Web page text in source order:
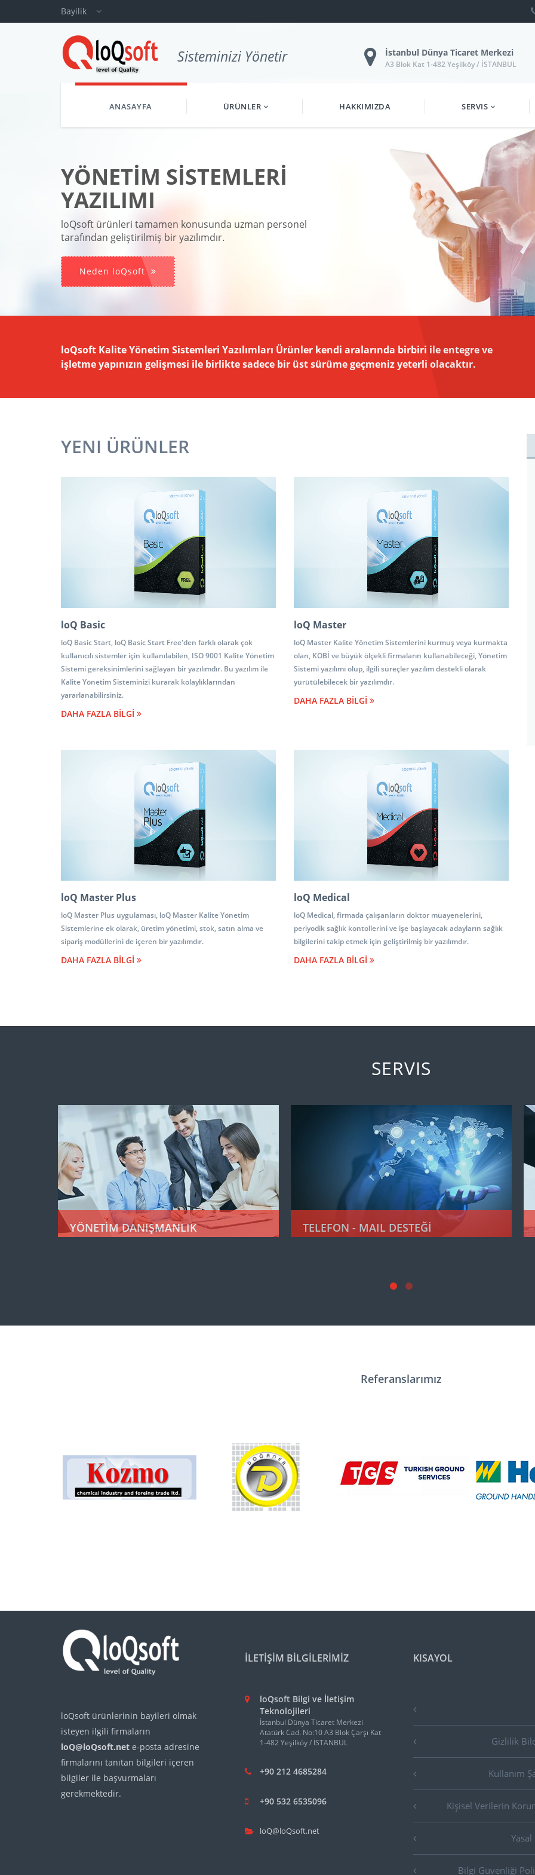
Bayilik
Sisteminizi Yönetir İstanbul Dünya Ticaret Merkezi
A3 Blok Kat 1-482 Yeşilköy / İSTANBUL
ANASAYFA ÜRÜNLER HAKKIMIZDA SERVIS
YÖNETİM SİSTEMLERİ
YAZILIMI
loQsoft ürünleri tamamen konusunda uzman personel
tarafından geliştirilmiş bir yazılımdır.
Neden loQsoft
loQsoft Kalite Yönetim Sistemleri Yazılımları Ürünler kendi aralarında birbiri ile entegre ve
işletme yapınızın gelişmesi ile birlikte sadece bir üst sürüme geçmeniz yeterli olacaktır.
YENI ÜRÜNLER
loQ Basic
loQ Basic Start, loQ Basic Start Free'den farklı olarak çok
kullanıcılı sistemler için kullanılabilen, ISO 9001 Kalite Yönetim
Sistemi gereksinimlerini sağlayan bir yazılımdır. Bu yazılım ile
Kalite Yönetim Sisteminizi kurarak kolaylıklarından
yararlanabilirsiniz.
DAHA FAZLA BİLGİ
loQ Master
loQ Master Kalite Yönetim Sistemlerini kurmuş veya kurmakta
olan, KOBİ ve büyük ölçekli firmaların kullanabileceği, Yönetim
Sistemi yazılımı olup, ilgili süreçler yazılım destekli olarak
yürütülebilecek bir yazılımdır.
DAHA FAZLA BİLGİ
loQ Master Plus
loQ Master Plus uygulaması, loQ Master Kalite Yönetim
Sistemlerine ek olarak, üretim yönetimi, stok, satın alma ve
sipariş modüllerini de içeren bir yazılımdır.
DAHA FAZLA BİLGİ
loQ Medical
loQ Medical, firmada çalışanların doktor muayenelerini,
periyodik sağlık kontollerini ve işe başlayacak adayların sağlık
bilgilerini takip etmek için geliştirilmiş bir yazılımdır.
DAHA FAZLA BİLGİ
SERVIS
YÖNETİM DANIŞMANLIK
Kalite Yönetim Sistemleri
TELEFON - MAIL DESTEĞİ
Telefon - Mail ile Sınırsız Destek
belirleyeceğimiz müşteri temsilcisi ile direk
Referanslarımız
loQsoft ürünlerinin bayileri olmak
isteyen ilgili firmaların
loQ@loQsoft.net e-posta adresine
firmalarını tanıtan bilgileri içeren
bilgiler ile başvurmaları
gerekmektedir.
İLETİŞİM BİLGİLERİMİZ
loQsoft Bilgi ve İletişim
Teknolojileri
İstanbul Dünya Ticaret Merkezi
Atatürk Cad. No:10 A3 Blok Çarşı Kat
1-482 Yeşilköy / İSTANBUL
+90 212 4685284
+90 532 6535096
loQ@loQsoft.net
KISAYOL
Gizlilik
Kullanım
Kişisel Verilerin
Yasal
Bilgi Güvenliği